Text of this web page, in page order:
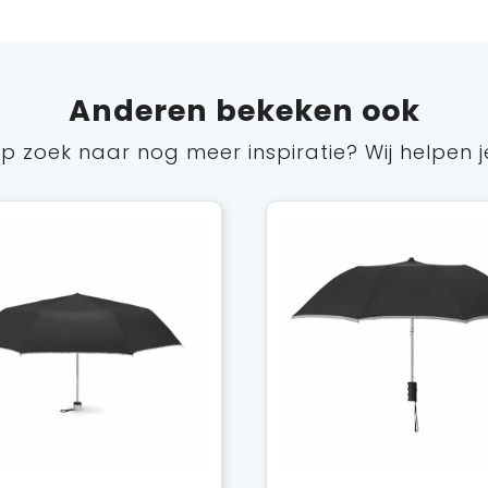
Anderen bekeken ook
zoek naar nog meer inspiratie? Wij helpen